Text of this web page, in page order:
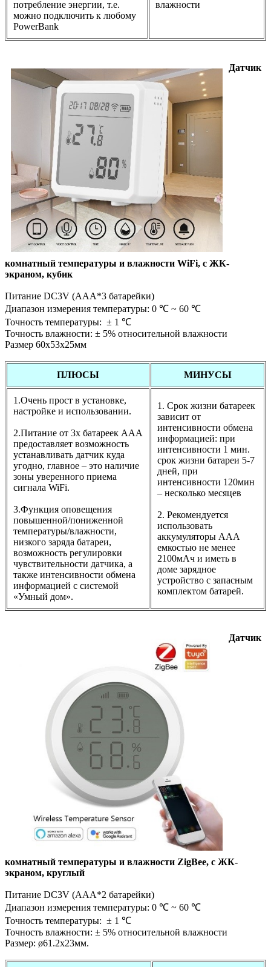
потребление энергии, т.е.
можно подключить к любому
PowerBank
влажности
Датчик
комнатный температуры и влажности WiFi, с ЖК-
экраном, кубик
Питание DC3V (AAA*3 батарейки)
Диапазон измерения температуры: 0 ℃ ~ 60 ℃
Точность температуры: ± 1 ℃
Точность влажности: ± 5% относительной влажности
Размер 60х53x25мм
ПЛЮСЫ МИНУСЫ
1.Очень прост в установке,
настройке и использовании.
2.Питание от 3х батареек ААА
предоставляет возможность
устанавливать датчик куда
угодно, главное – это наличие
зоны уверенного приема
сигнала WiFi.
3.Функция оповещения
повышенной/пониженной
температуры/влажности,
низкого заряда батареи,
возможность регулировки
чувствительности датчика, а
также интенсивности обмена
информацией с системой
«Умный дом».
1. Срок жизни батареек
зависит от
интенсивности обмена
информацией: при
интенсивности 1 мин.
срок жизни батареи 5-7
дней, при
интенсивности 120мин
– несколько месяцев
2. Рекомендуется
использовать
аккумуляторы ААА
емкостью не менее
2100мАч и иметь в
доме зарядное
устройство с запасным
комплектом батарей.
Датчик
комнатный температуры и влажности ZigBee, с ЖК-
экраном, круглый
Питание DC3V (AAA*2 батарейки)
Диапазон измерения температуры: 0 ℃ ~ 60 ℃
Точность температуры: ± 1 ℃
Точность влажности: ± 5% относительной влажности
Размер: ø61.2x23мм.